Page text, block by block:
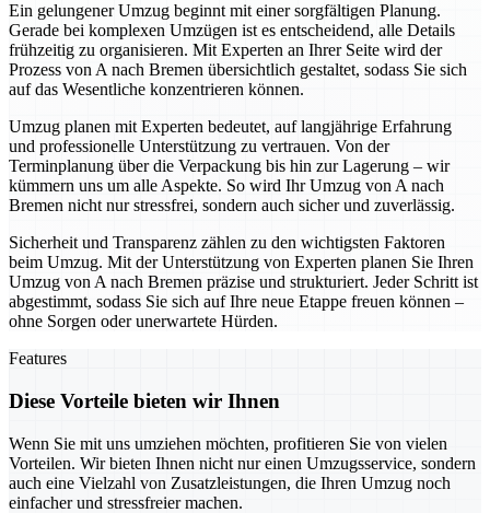
Ein gelungener Umzug beginnt mit einer sorgfältigen Planung.
Gerade bei komplexen Umzügen ist es entscheidend, alle Details
frühzeitig zu organisieren. Mit Experten an Ihrer Seite wird der
Prozess von A nach Bremen übersichtlich gestaltet, sodass Sie sich
auf das Wesentliche konzentrieren können.
Umzug planen mit Experten bedeutet, auf langjährige Erfahrung
und professionelle Unterstützung zu vertrauen. Von der
Terminplanung über die Verpackung bis hin zur Lagerung – wir
kümmern uns um alle Aspekte. So wird Ihr Umzug von A nach
Bremen nicht nur stressfrei, sondern auch sicher und zuverlässig.
Sicherheit und Transparenz zählen zu den wichtigsten Faktoren
beim Umzug. Mit der Unterstützung von Experten planen Sie Ihren
Umzug von A nach Bremen präzise und strukturiert. Jeder Schritt ist
abgestimmt, sodass Sie sich auf Ihre neue Etappe freuen können –
ohne Sorgen oder unerwartete Hürden.
Features
Diese Vorteile bieten wir Ihnen
Wenn Sie mit uns umziehen möchten, profitieren Sie von vielen
Vorteilen. Wir bieten Ihnen nicht nur einen Umzugsservice, sondern
auch eine Vielzahl von Zusatzleistungen, die Ihren Umzug noch
einfacher und stressfreier machen.